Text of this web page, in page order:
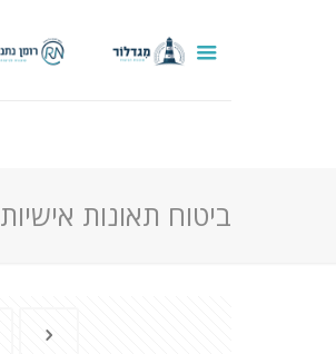
ביטוח תאונות אישיות